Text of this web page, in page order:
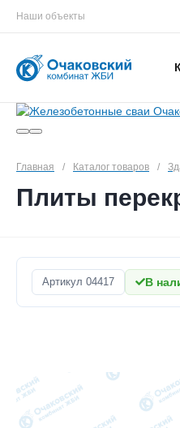
Наши объекты
Главная / Каталог товаров /
Плиты
Артикул 04417 В